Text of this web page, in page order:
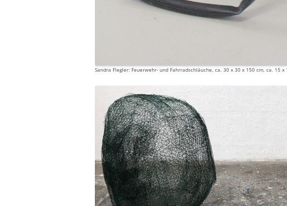
Sandra Flegler: Feuerwehr- und Fahrradschläuche, ca. 30 x 30 x 150 cm, ca. 15